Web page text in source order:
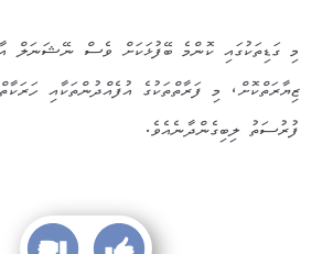
މި ގަޑިތަކުގައި ކޮންމެ ބޭފުޅަކަށް ވެސް ނޭޝަނަލް
ޒިޔާރަތްކޮށް، މި ފަރާތްތަކުގެ އުފެއްދުންތަކާއި
ފުރުސަތު ލިބިގެންދާނެއެވެ.